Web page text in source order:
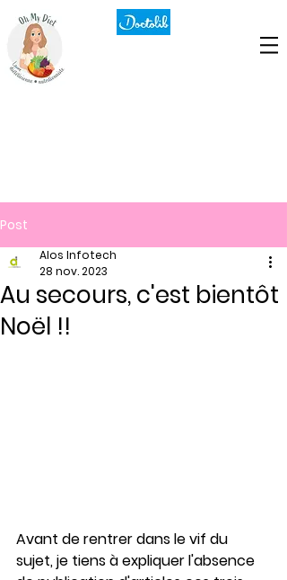
Post
Au secours, c'est bientôt
Noël !!
Alos Infotech
28 nov. 2023
Avant de rentrer dans le vif du
sujet, je tiens à expliquer l'absence